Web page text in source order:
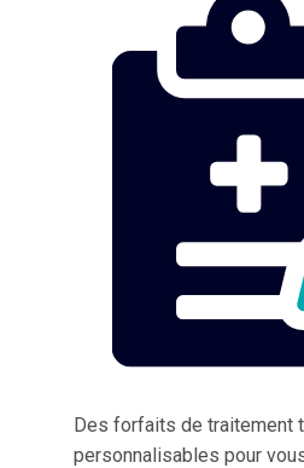
Des forfaits de traitement
personnalisables pour